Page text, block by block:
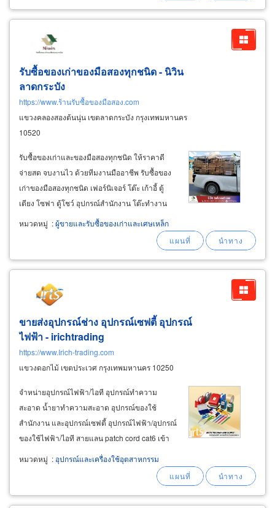
รับซื้อของเก่าของมือสองทุกชนิด - นิวิน
ลาดกระบัง
https://www.ร้านรับซื้อของมือสอง.com
แขวงคลองสองต้นนุ่น เขตลาดกระบัง กรุงเทพมหานคร
10520
รับซื้อของเก่าและของมือสองทุกชนิด ให้ราคาดี
จ่ายสด จบงานไว ด้วยทีมงานมืออาชีพ รับซื้อของ
เก่าของมือสองทุกชนิด เฟอร์นิเจอร์ โต๊ะ เก้าอี้ ตู้
เตียง โซฟา ตู้โชว์ อุปกรณ์สำนักงาน โต๊ะทำงาน
โต๊ะประชุม เครื่องปริ้น เครื่องถ่ายเอกสาร อุปกรณ์
ร้านอาหาร เตาแก๊ส เตาไฟฟ้า ตู้แช่ ตู้เย็น ชั้นวาง
หมวดหมู่ :ผู้ขายและรับซื้อของเก่าและเศษเหล็ก
ขายส่งอุปกรณ์ช่าง อุปกรณ์เซฟตี้ อุปกรณ์
ไฟฟ้า - irichtrading
https://www.Irich-trading.com
แขวงดอกไม้ เขตประเวศ กรุงเทพมหานคร 10250
จำหน่ายอุปกรณ์ไฟฟ้า/ไอที อุปกรณ์ทำความ
สะอาด น้ำยาทำความสะอาด อุปกรณ์ของใช้
สำนักงาน และอุปกรณ์เซฟตี้ อุปกรณ์ไฟฟ้า/อุปกรณ์
ของใช้ไฟฟ้า/ไอที สายแลน patch cord cat6 เข้า
หัวสำเร็จ ยาว 3 เมตร link us-1002 หัวแลนตัวผู้
ปลอกสวมหัวสายแลน คีมเข้าสายตัวเมีย และเข้า
หมวดหมู่ : อุปกรณ์และเครื่องใช้อุตสาหกรรม